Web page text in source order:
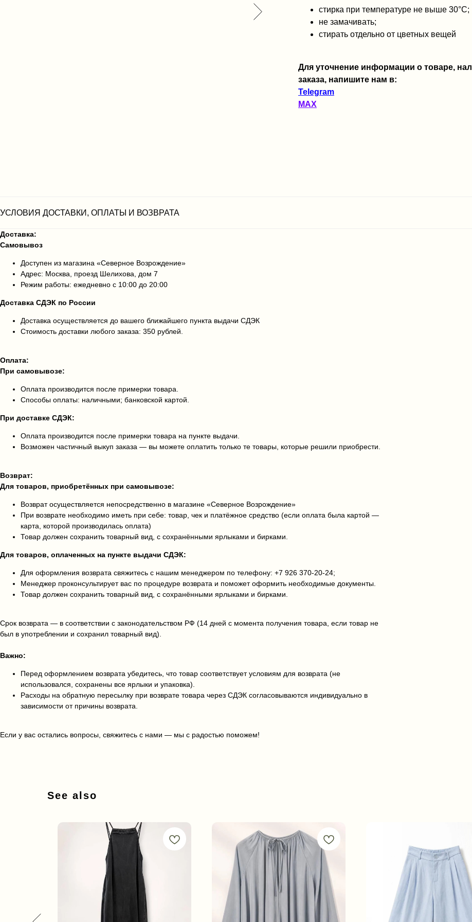
стирка при температуре не выше 30°C;
не замачивать;
стирать отдельно от цветных вещей
Для уточнение информации о товаре,
заказа, напишите нам в:
Telegram
MAX
УСЛОВИЯ ДОСТАВКИ, ОПЛАТЫ И ВОЗВРАТА
Доставка:
Самовывоз
Доступен из магазина «Северное Возрождение»
Адрес: Москва, проезд Шелихова, дом 7
Режим работы: ежедневно с 10:00 до 20:00
Доставка СДЭК по России
Доставка осуществляется до вашего ближайшего пункта выдачи СДЭК
Стоимость доставки любого заказа: 350 рублей.
Оплата:
При самовывозе:
Оплата производится после примерки товара.
Способы оплаты: наличными; банковской картой.
При доставке СДЭК:
Оплата производится после примерки товара на пункте выдачи.
Возможен частичный выкуп заказа — вы можете оплатить только те товары, которые решили приобрести.
Возврат:
Для товаров, приобретённых при самовывозе:
Возврат осуществляется непосредственно в магазине «Северное Возрождение»
При возврате необходимо иметь при себе: товар, чек и платёжное средство (если оплата была картой —
карта, которой производилась оплата)
Товар должен сохранить товарный вид, с сохранёнными ярлыками и бирками.
Для товаров, оплаченных на пункте выдачи СДЭК:
Для оформления возврата свяжитесь с нашим менеджером по телефону: +7 926 370‑20‑24;
Менеджер проконсультирует вас по процедуре возврата и поможет оформить необходимые документы.
Товар должен сохранить товарный вид, с сохранёнными ярлыками и бирками.
Срок возврата — в соответствии с законодательством РФ (14 дней с момента получения товара, если товар не
был в употреблении и сохранил товарный вид).
Важно:
Перед оформлением возврата убедитесь, что товар соответствует условиям для возврата (не
использовался, сохранены все ярлыки и упаковка).
Расходы на обратную пересылку при возврате товара через СДЭК согласовываются индивидуально в
зависимости от причины возврата.
Если у вас остались вопросы, свяжитесь с нами — мы с радостью поможем!
See also